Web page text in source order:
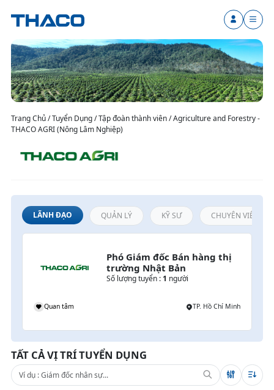
Trang Chủ / Tuyển Dụng / Tập đoàn thành viên / Agriculture and Forestry -
THACO AGRI (Nông Lâm Nghiệp)
LÃNH ĐẠO QUẢN LÝ KỸ SƯ CHUYÊN VIÊN /
Phó Giám đốc Bán hàng thị
trường Nhật Bản
Số lượng tuyển : 1 người
Quan tâm TP. Hồ Chí Minh
TẤT CẢ VỊ TRÍ TUYỂN DỤNG